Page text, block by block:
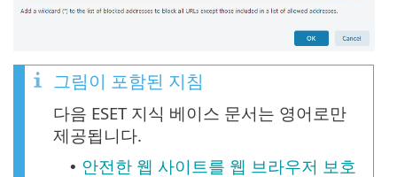
그림이 포함된 지침
다음 ESET 지식 베이스 문서는 영어로만
제공됩니다.
• 안전한 웹 사이트를 웹 브라우저 보호